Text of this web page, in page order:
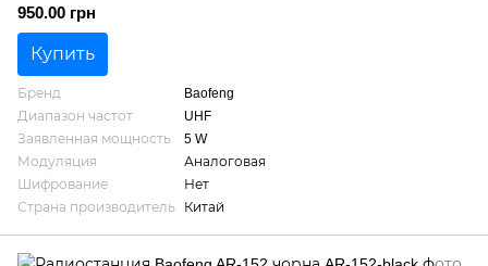
950.00 грн
Купить
Бренд
Baofeng
Диапазон частот
UHF
Заявленная мощность
5 W
Модуляция
Аналоговая
Шифрование
Нет
Страна производитель
Китай